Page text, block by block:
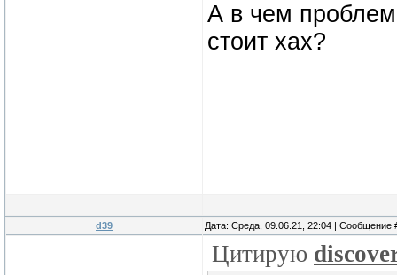
А в чем
стоит хах?
d39 Дата: Среда, 09.06.21, 22:04 | Сообщение
Цитирую